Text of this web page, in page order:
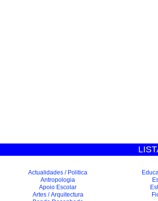
Actualidades / Politica
Antropologia
Apoio Escolar
Artes / Arquitectura